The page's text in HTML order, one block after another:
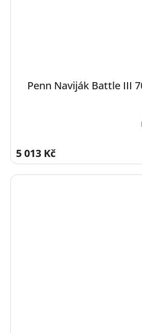
Penn Naviják Battle III
5 013 Kč